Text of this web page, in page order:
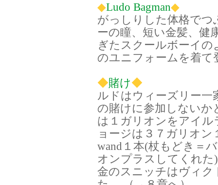
◆Ludo Bagman◆
がっしりした体格で
ーの瞳、短い金髪、健
ぎたスクールボーイ
のユニフォームを着て
◆賭け◆
ルドはウィーズリー
の賭けに参加しないか
は１ガリオンをアイ
ョージは３７ガリオン
wand１本(杖もどき＝
オンプラスしてくれ
金のスニッチはヴィク